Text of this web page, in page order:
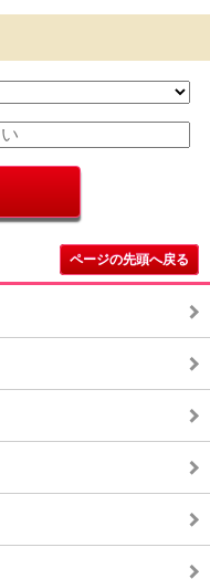
ページの先頭へ戻る